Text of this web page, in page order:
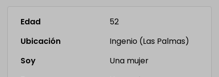
Edad
52
Ubicación
Ingenio (Las Palmas)
Soy
Una mujer